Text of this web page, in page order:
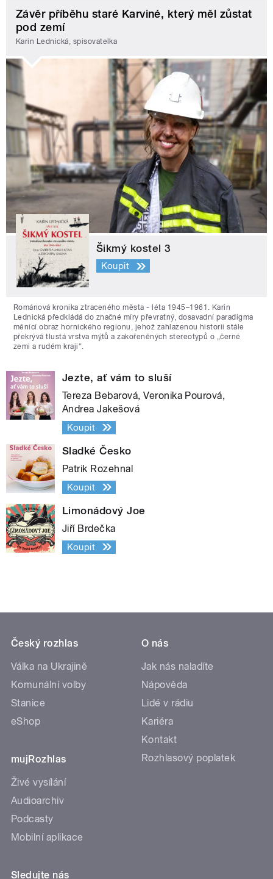
Závěr příběhu staré Karviné, který měl zůstat
pod zemí
Karin Lednická, spisovatelka
Šikmý kostel 3
Koupit
Románová kronika ztraceného města - léta 1945–1961. Karin
Lednická předkládá do značné míry převratný, dosavadní paradigma
měnící obraz hornického regionu, jehož zahlazenou historii stále
překrývá tlustá vrstva mýtů a zakořeněných stereotypů o „černé
zemi a rudém kraji“.
Jezte, ať vám to sluší
Tereza Bebarová, Veronika Pourová,
Andrea Jakešová
Koupit
Sladké Česko
Patrik Rozehnal
Koupit
Limonádový Joe
Jiří Brdečka
Koupit
Český rozhlas
Válka na Ukrajině
Komunální volby
Stanice
eShop
mujRozhlas
Živé vysílání
Audioarchiv
Podcasty
Mobilní aplikace
O nás
Jak nás naladíte
Nápověda
Lidé v rádiu
Kariéra
Kontakt
Rozhlasový poplatek
Sledujte nás